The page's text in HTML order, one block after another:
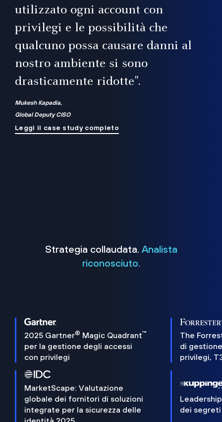
utilizzato ogni account con
privilegi e le possibilità che
qualcuno possa causare danni al
nostro ambiente si sono
drasticamente ridotte".
Mukesh Kapadia,
Global Deputy CISO
Leggi il case study completo
Strategia collaudata. Analista
riconosciuto.
2025 Gartner® Magic Quadrant™
per la gestione degli accessi
con privilegi
The
di
privilegi,
MarketScape: Valutazione
globale dei fornitori di soluzioni
integrate per la sicurezza delle
dei segreti